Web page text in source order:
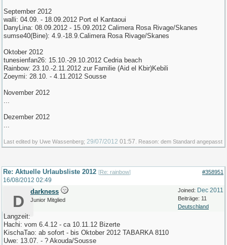
September 2012
walli: 04.09. - 18.09.2012 Port el Kantaoui
DanyLina: 08.09.2012 - 15.09.2012 Calimera Rosa Rivage/Skanes
sumse40(Bine): 4.9.-18.9.Calimera Rosa Rivage/Skanes
Oktober 2012
tunesienfan26: 15.10.-29.10.2012 Cedria beach
Rainbow: 23.10.-2.11.2012 zur Familie (Aid el Kbir)Kebili
Zoeymi: 28.10. - 4.11.2012 Sousse
November 2012
...
Dezember 2012
...
Last edited by Uwe Wassenberg; 29/07/2012 01:57 . Reason: dem Standard angepasst
Re: Aktuelle Urlaubsliste 2012 [Re: rainbow] #358951
16/08/2012 02:49
Joined: Dec 2011
Beiträge: 11
Deutschland
D
darkness
Junior Mitglied
Langzeit:
Hachi: vom 6.4.12 - ca 10.11.12 Bizerte
KischaTao: ab sofort - bis Oktober 2012 TABARKA 8110
Uwe: 13.07. - ? Akouda/Sousse